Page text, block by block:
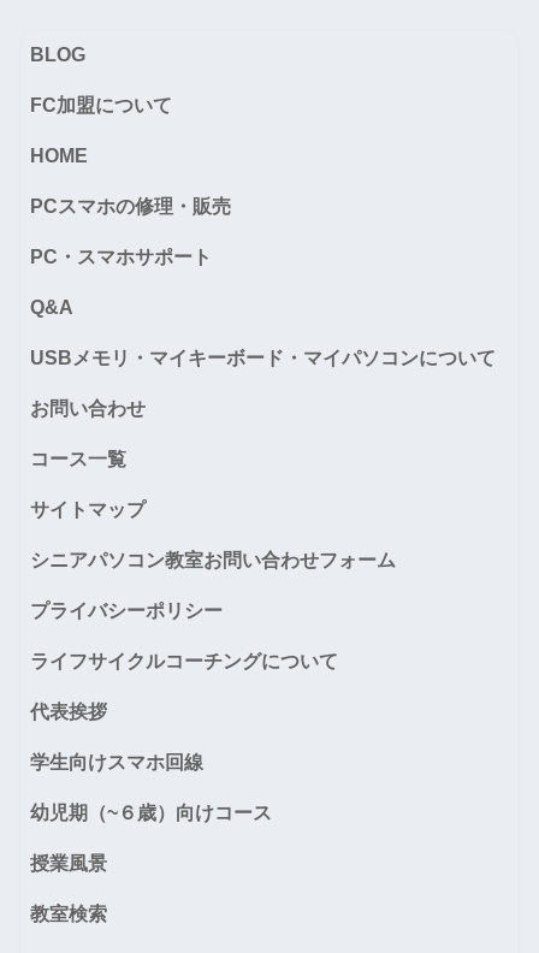
BLOG
FC加盟について
HOME
PCスマホの修理・販売
PC・スマホサポート
Q&A
USBメモリ・マイキーボード・マイパソコンについて
お問い合わせ
コース一覧
サイトマップ
シニアパソコン教室お問い合わせフォーム
プライバシーポリシー
ライフサイクルコーチングについて
代表挨拶
学生向けスマホ回線
幼児期（~６歳）向けコース
授業風景
教室検索